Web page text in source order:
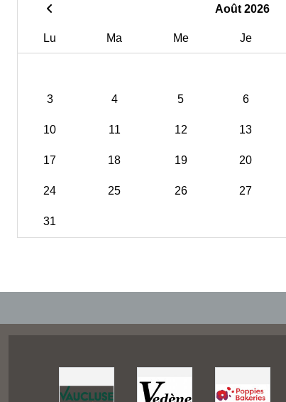
Août 2026
Lu Ma Me Je
3 4 5 6
10 11 12 13
17 18 19 20
24 25 26 27
31